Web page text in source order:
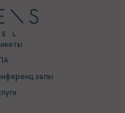
залы